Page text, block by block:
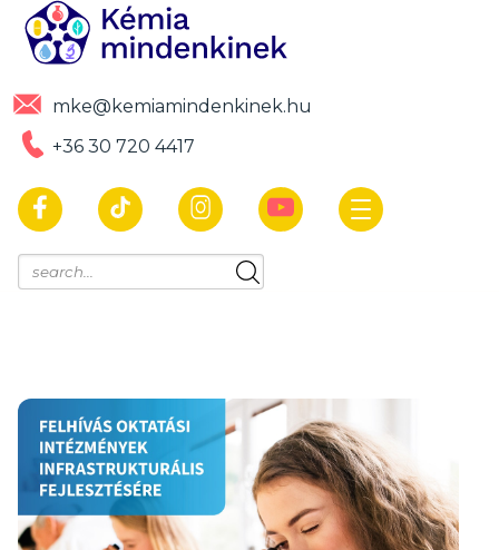
mke@kemiamindenkinek.hu
+36 30 720 4417